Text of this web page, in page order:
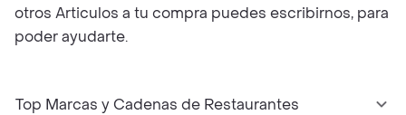
otros Articulos a tu compra puedes escribirnos, para
poder ayudarte.
Top Marcas y Cadenas de Restaurantes